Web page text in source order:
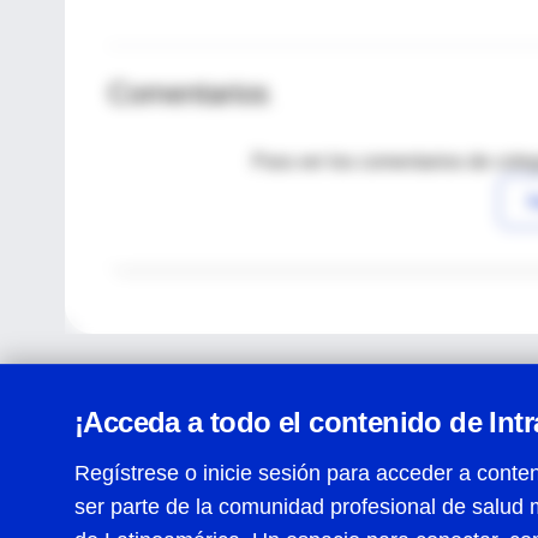
Comentarios
Para ver los comentarios de
¡Acceda a todo el contenido de
Regístrese o inicie sesión para acceder a
ser parte de la comunidad profesional de salud
Centro de Ayuda